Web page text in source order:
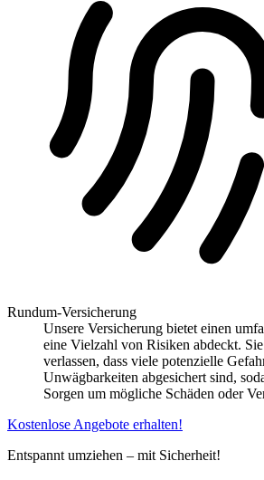
Rundum-Versicherung
Unsere Versicherung bietet einen
eine Vielzahl von Risiken abdeckt.
verlassen, dass viele potenzielle
Unwägbarkeiten abgesichert sind,
Sorgen um mögliche Schäden oder
Kostenlose Angebote erhalten!
Entspannt umziehen – mit Sicherheit!